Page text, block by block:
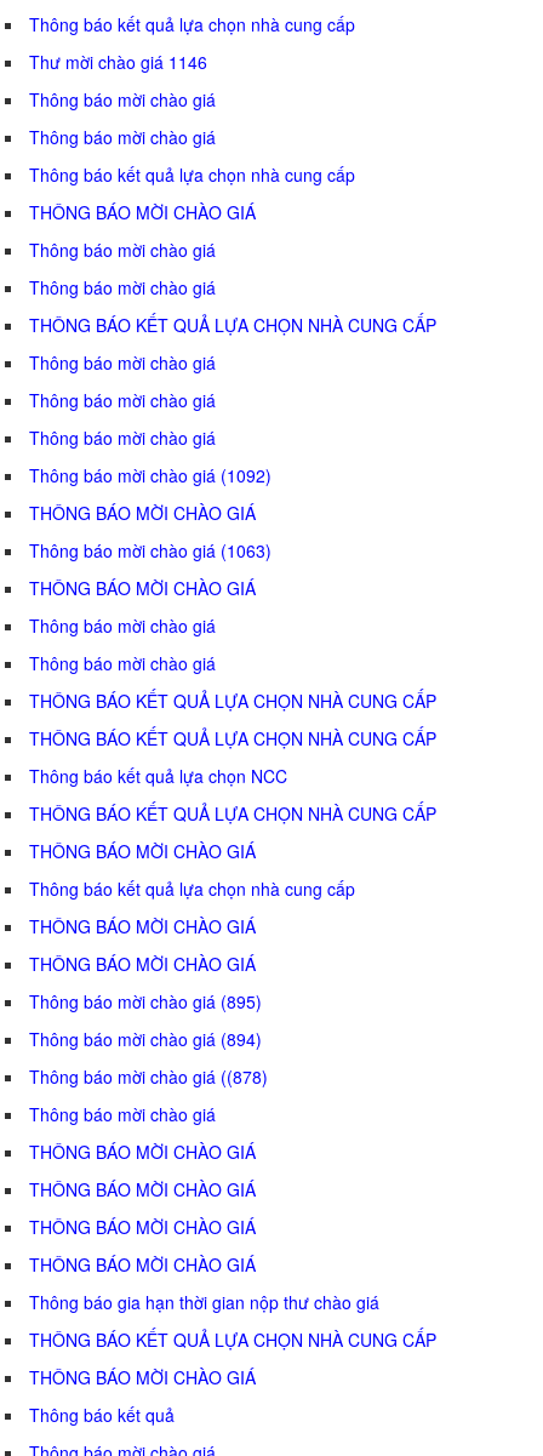
Thông báo kết quả lựa chọn nhà cung cấp
Thư mời chào giá 1146
Thông báo mời chào giá
Thông báo mời chào giá
Thông báo kết quả lựa chọn nhà cung cấp
THÔNG BÁO MỜI CHÀO GIÁ
Thông báo mời chào giá
Thông báo mời chào giá
THÔNG BÁO KẾT QUẢ LỰA CHỌN NHÀ CUNG CẤP
Thông báo mời chào giá
Thông báo mời chào giá
Thông báo mời chào giá
Thông báo mời chào giá (1092)
THÔNG BÁO MỜI CHÀO GIÁ
Thông báo mời chào giá (1063)
THÔNG BÁO MỜI CHÀO GIÁ
Thông báo mời chào giá
Thông báo mời chào giá
THÔNG BÁO KẾT QUẢ LỰA CHỌN NHÀ CUNG CẤP
THÔNG BÁO KẾT QUẢ LỰA CHỌN NHÀ CUNG CẤP
Thông báo kết quả lựa chọn NCC
THÔNG BÁO KẾT QUẢ LỰA CHỌN NHÀ CUNG CẤP
THÔNG BÁO MỜI CHÀO GIÁ
Thông báo kết quả lựa chọn nhà cung cấp
THÔNG BÁO MỜI CHÀO GIÁ
THÔNG BÁO MỜI CHÀO GIÁ
Thông báo mời chào giá (895)
Thông báo mời chào giá (894)
Thông báo mời chào giá ((878)
Thông báo mời chào giá
THÔNG BÁO MỜI CHÀO GIÁ
THÔNG BÁO MỜI CHÀO GIÁ
THÔNG BÁO MỜI CHÀO GIÁ
THÔNG BÁO MỜI CHÀO GIÁ
Thông báo gia hạn thời gian nộp thư chào giá
THÔNG BÁO KẾT QUẢ LỰA CHỌN NHÀ CUNG CẤP
THÔNG BÁO MỜI CHÀO GIÁ
Thông báo kết quả